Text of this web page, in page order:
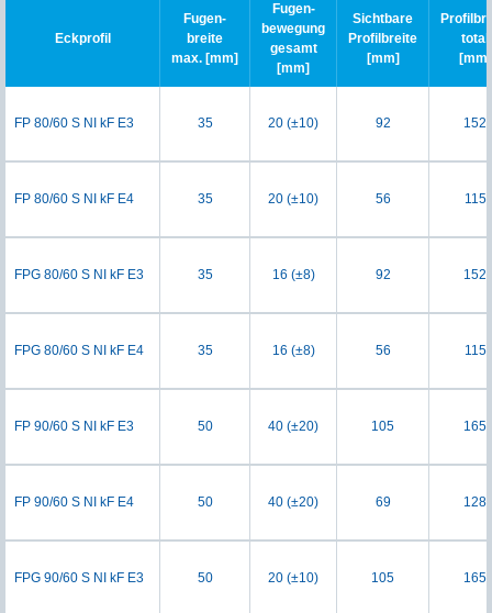
Eckprofil
Fugen-
breite
max. [mm]
Fugen-
bewegung
gesamt
[mm]
Sichtbare
Profilbreite
[mm]
total
[mm]
FP 80/60 S NI kF E3 35 20 (±10) 92 152
FP 80/60 S NI kF E4 35 20 (±10) 56 115
FPG 80/60 S NI kF E3 35 16 (±8) 92 152
FPG 80/60 S NI kF E4 35 16 (±8) 56 115
FP 90/60 S NI kF E3 50 40 (±20) 105 165
FP 90/60 S NI kF E4 50 40 (±20) 69 128
FPG 90/60 S NI kF E3 50 20 (±10) 105 165